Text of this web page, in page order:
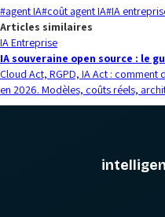
#agent IA#coût agent IA#IA
Articles similaires
IA Entreprise
IA souveraine open source : le
Cloud Act, RGPD, IA Act :
en 2026. Modèles, coûts réels,